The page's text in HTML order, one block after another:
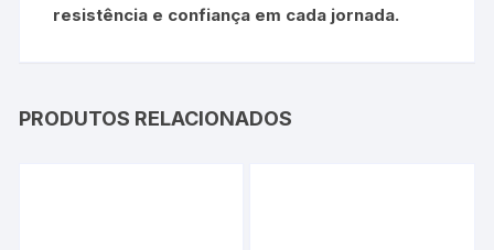
resistência e confiança em cada jornada.
PRODUTOS RELACIONADOS